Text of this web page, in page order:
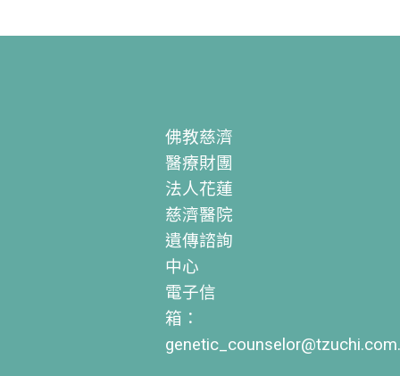
佛教慈濟
醫療財團
法人花蓮
慈濟醫院
遺傳諮詢
中心
電子信
箱：